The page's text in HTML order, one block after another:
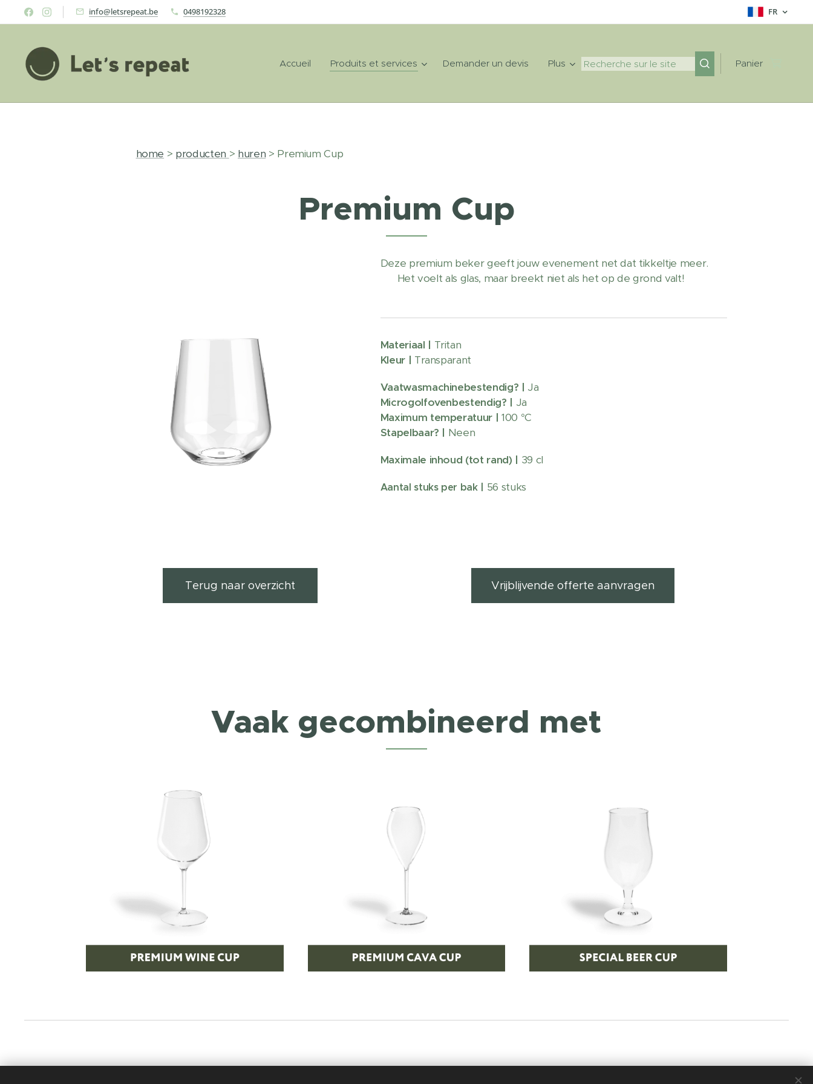
info@letsrepeat.be 0498192328 FR
Accueil Produits et services Demander un devis Plus Panier
home > producten > huren > Premium Cup
Premium Cup
Deze premium beker geeft jouw evenement net dat tikkeltje meer.
Het voelt als glas, maar breekt niet als het op de grond valt!
Materiaal | Tritan
Kleur | Transparant
Vaatwasmachinebestendig? | Ja
Microgolfovenbestendig? | Ja
Maximum temperatuur |100 °C
Stapelbaar? | Neen
Maximale inhoud (tot rand) | 39 cl
Aantal stuks per bak | 56 stuks
Terug naar overzicht Vrijblijvende offerte aanvragen
Vaak gecombineerd met